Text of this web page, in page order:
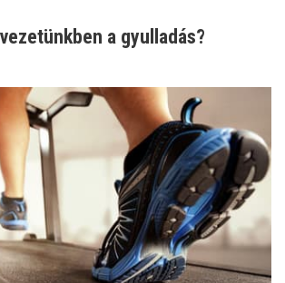
a gyulladás?